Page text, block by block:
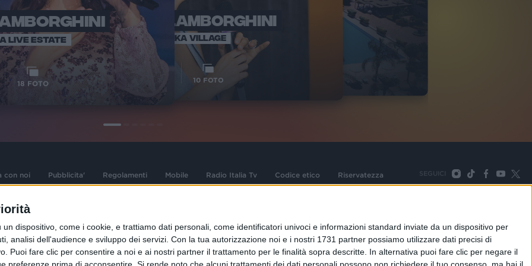
dispositivo, come i cookie, e trattiamo dati personali, come identificatori univoci e informazioni standard inviate da un dispositivo per
analisi dell'audience e sviluppo dei servizi. Con la tua autorizzazione noi e i nostri 1731 partner possiamo utilizzare dati precisi di
Puoi fare clic per consentire a noi e ai nostri partner il trattamento per le finalità sopra descritte. In alternativa puoi fare clic per negare il
LIVE ESTATE
18 FOTO
ELETTRA LAMBORGHINI
VOI TANKA VILLAGE
10 FOTO
RADIO ITALIA
VOI TANKA VILLAGE
con noi Pubblicita' Regolamenti Mobile Radio Italia Tv Codice etico Riservatezza SEGUICI
d'autore e dei diritti
e n° iscrizione
n°286 - 3 Aprile
02 25444220
Sede Legale: Via Savona 97, 20144 Milano